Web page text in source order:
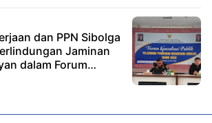
dan PPN Sibolga
Jaminan
dalam Forum